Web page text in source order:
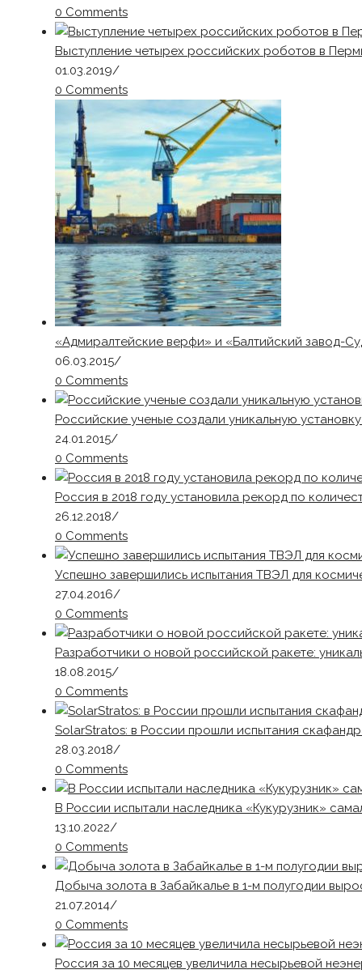
0 Comments
Выступление четырех российских роботов в
01.03.2019/
0 Comments
«Адмиралтейские верфи» и «Балтийский завод-
06.03.2015/
0 Comments
Российские ученые создали уникальную
24.01.2015/
0 Comments
Россия в 2018 году установила рекорд по
26.12.2018/
0 Comments
Успешно завершились испытания ТВЭЛ для
27.04.2016/
0 Comments
Разработчики о новой российской ракете:
18.08.2015/
0 Comments
SolarStratos: в России прошли испытания
28.03.2018/
0 Comments
В России испытали наследника «Кукурузник»
13.10.2022/
0 Comments
Добыча золота в Забайкалье в 1-м полугодии
21.07.2014/
0 Comments
Россия за 10 месяцев увеличила несырьевой